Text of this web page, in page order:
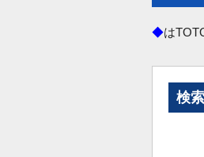
◆は
検